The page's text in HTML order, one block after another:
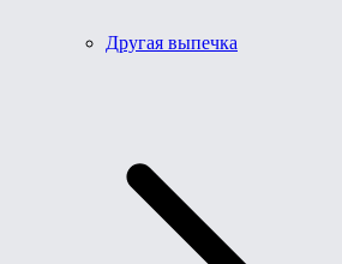
Другая выпечка